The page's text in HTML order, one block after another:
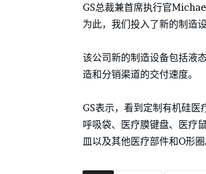
GS总裁兼首席执行官
为此，我们投入了新的制造
该公司新的制造设备包括液
造和分销渠道的交付速度。
GS表示，看到定制有机硅
呼吸袋、医疗膜键盘、医疗
皿以及其他医疗部件和O形圈